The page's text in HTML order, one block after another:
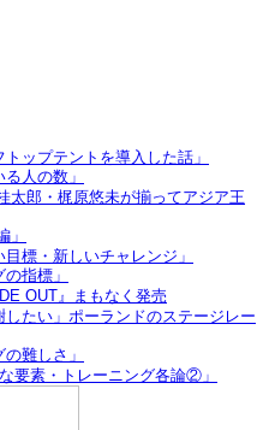
ップテントを導入した話」
人の数」
太郎・梶原悠未が揃ってアジア王
」
標・新しいチャレンジ」
指標」
OUT』まもなく発売
したい」ポーランドのステージレー
難しさ」
要素・トレーニング各論②」